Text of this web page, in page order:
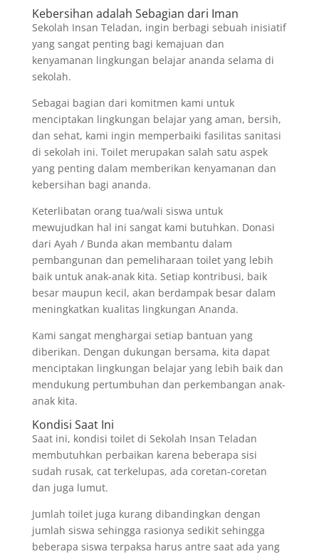
Kebersihan adalah Sebagian dari Iman
Sekolah Insan Teladan, ingin berbagi sebuah inisiatif
yang sangat penting bagi kemajuan dan
kenyamanan lingkungan belajar ananda selama di
sekolah.
Sebagai bagian dari komitmen kami untuk
menciptakan lingkungan belajar yang aman, bersih,
dan sehat, kami ingin memperbaiki fasilitas sanitasi
di sekolah ini. Toilet merupakan salah satu aspek
yang penting dalam memberikan kenyamanan dan
kebersihan bagi ananda.
Keterlibatan orang tua/wali siswa untuk
mewujudkan hal ini sangat kami butuhkan. Donasi
dari Ayah / Bunda akan membantu dalam
pembangunan dan pemeliharaan toilet yang lebih
baik untuk anak-anak kita. Setiap kontribusi, baik
besar maupun kecil, akan berdampak besar dalam
meningkatkan kualitas lingkungan Ananda.
Kami sangat menghargai setiap bantuan yang
diberikan. Dengan dukungan bersama, kita dapat
menciptakan lingkungan belajar yang lebih baik dan
mendukung pertumbuhan dan perkembangan anak-
anak kita.
Kondisi Saat Ini
Saat ini, kondisi toilet di Sekolah Insan Teladan
membutuhkan perbaikan karena beberapa sisi
sudah rusak, cat terkelupas, ada coretan-coretan
dan juga lumut.
Jumlah toilet juga kurang dibandingkan dengan
jumlah siswa sehingga rasionya sedikit sehingga
beberapa siswa terpaksa harus antre saat ada yang